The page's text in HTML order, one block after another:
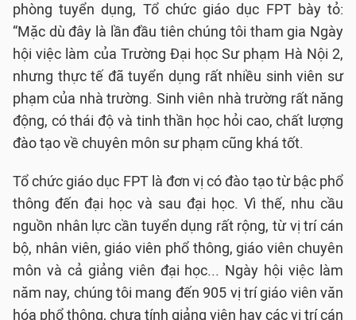
phòng tuyển dụng, Tổ chức giáo dục FPT bày tỏ:
“Mặc dù đây là lần đầu tiên chúng tôi tham gia Ngày
hội việc làm của Trường Đại học Sư phạm Hà Nội 2,
nhưng thực tế đã tuyển dụng rất nhiều sinh viên sư
phạm của nhà trường. Sinh viên nhà trường rất năng
động, có thái độ và tinh thần học hỏi cao, chất lượng
đào tạo về chuyên môn sư phạm cũng khá tốt.
Tổ chức giáo dục FPT là đơn vị có đào tạo từ bậc phổ
thông đến đại học và sau đại học. Vì thế, nhu cầu
nguồn nhân lực cần tuyển dụng rất rộng, từ vị trí cán
bộ, nhân viên, giáo viên phổ thông, giáo viên chuyên
môn và cả giảng viên đại học... Ngày hội việc làm
năm nay, chúng tôi mang đến 905 vị trí giáo viên văn
hóa phổ thông, chưa tính giảng viên hay các vị trí cán